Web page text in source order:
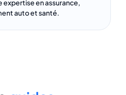
expertise en assurance,
auto et santé.